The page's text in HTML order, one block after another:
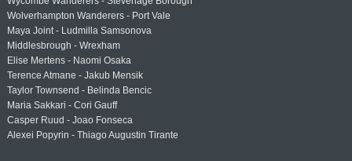
Wolverhampton Wanderers - Port Vale
Maya Joint - Ludmilla Samsonova
Middlesbrough - Wrexham
Elise Mertens - Naomi Osaka
Terence Atmane - Jakub Mensik
Taylor Townsend - Belinda Bencic
Maria Sakkari - Cori Gauff
Casper Ruud - Joao Fonseca
Alexei Popyrin - Thiago Augustin Tirante